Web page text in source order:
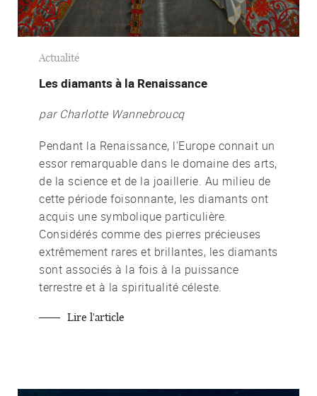
Actualité
Les diamants à la Renaissance
par Charlotte Wannebroucq
Pendant la Renaissance, l'Europe connait un
essor remarquable dans le domaine des arts,
de la science et de la joaillerie. Au milieu de
cette période foisonnante, les diamants ont
acquis une symbolique particulière.
Considérés comme des pierres précieuses
extrêmement rares et brillantes, les diamants
sont associés à la fois à la puissance
terrestre et à la spiritualité céleste.
Lire l'article